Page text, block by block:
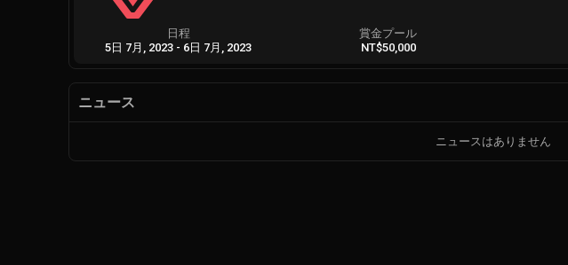
日程
5日 7月, 2023 - 6日 7月, 2023
賞金プール
NT$50,000
ニュース
ニュースはありません